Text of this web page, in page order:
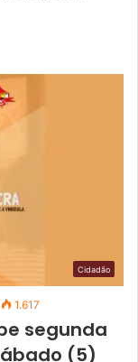
Cidadão
1.617
segunda
(5)